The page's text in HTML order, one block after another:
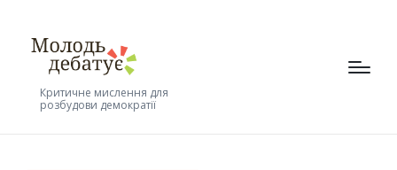
Критичне мислення для
розбудови демократії